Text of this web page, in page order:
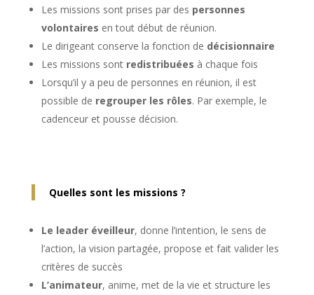
Les missions sont prises par des personnes
volontaires en tout début de réunion.
Le dirigeant conserve la fonction de décisionnaire
Les missions sont redistribuées à chaque fois
Lorsqu’il y a peu de personnes en réunion, il est
possible de regrouper les rôles. Par exemple, le
cadenceur et pousse décision.
Quelles sont les missions ?
Le leader éveilleur, donne l’intention, le sens de
l’action, la vision partagée, propose et fait valider les
critères de succès
L’animateur, anime, met de la vie et structure les